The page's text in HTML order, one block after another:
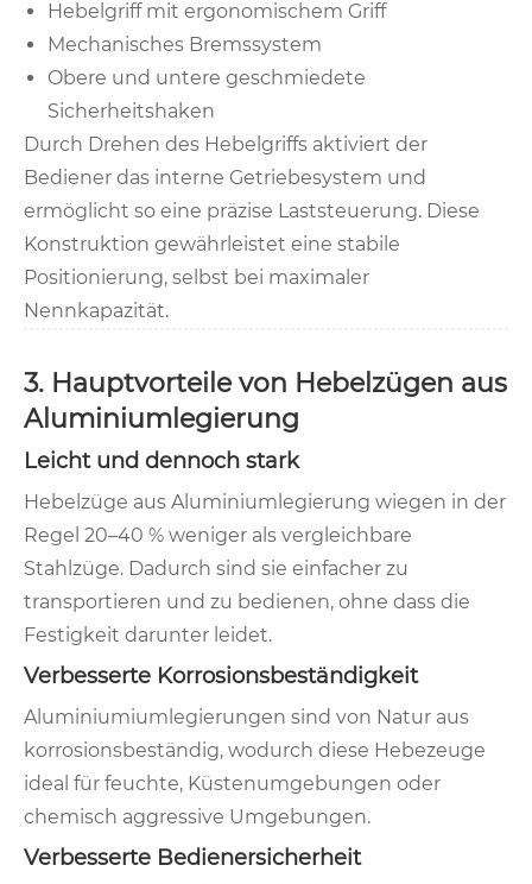
Hebelgriff mit ergonomischem Griff
Mechanisches Bremssystem
Obere und untere geschmiedete
Sicherheitshaken
Durch Drehen des Hebelgriffs aktiviert der
Bediener das interne Getriebesystem und
ermöglicht so eine präzise Laststeuerung. Diese
Konstruktion gewährleistet eine stabile
Positionierung, selbst bei maximaler
Nennkapazität.
3. Hauptvorteile von Hebelzügen aus
Aluminiumlegierung
Leicht und dennoch stark
Hebelzüge aus Aluminiumlegierung wiegen in der
Regel 20–40 % weniger als vergleichbare
Stahlzüge. Dadurch sind sie einfacher zu
transportieren und zu bedienen, ohne dass die
Festigkeit darunter leidet.
Verbesserte Korrosionsbeständigkeit
Aluminiumiumlegierungen sind von Natur aus
korrosionsbeständig, wodurch diese Hebezeuge
ideal für feuchte, Küstenumgebungen oder
chemisch aggressive Umgebungen.
Verbesserte Bedienersicherheit